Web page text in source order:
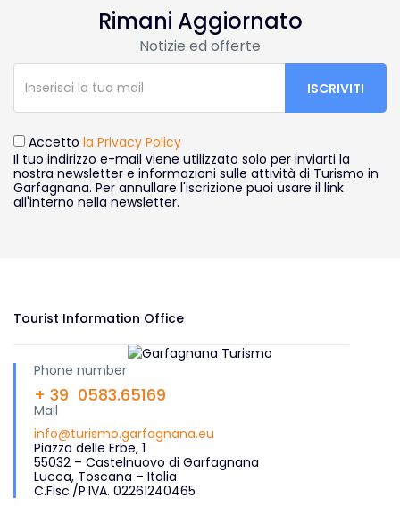
Rimani Aggiornato
Notizie ed offerte
Accetto la Privacy Policy
Il tuo indirizzo e-mail viene utilizzato solo per inviarti la
nostra newsletter e informazioni sulle attività di Turismo in
Garfagnana. Per annullare l'iscrizione puoi usare il link
all'interno nella newsletter.
Tourist Information Office
Phone number
+ 39 0583.65169
Mail
info@turismo.garfagnana.eu
Piazza delle Erbe, 1
55032 – Castelnuovo di Garfagnana
Lucca, Toscana – Italia
C.Fisc./P.IVA. 02261240465